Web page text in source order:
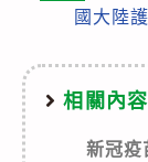
國大陸
相關內容
新冠疫